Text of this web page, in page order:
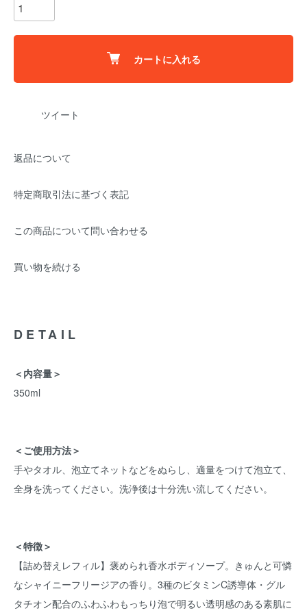
カートに入れる
ツイート
返品について
特定商取引法に基づく表記
この商品について問い合わせる
買い物を続ける
DETAIL
＜内容量＞
350ml
＜ご使用方法＞
手やタオル、泡立てネットなどをぬらし、適量をつけて泡立て、
全身を洗ってください。洗浄後は十分洗い流してください。
＜特徴＞
【詰め替えレフィル】褒められ香水ボディソープ。きゅんと可憐
なシャイニーフリージアの香り。3種のビタミンC誘導体・グル
タチオン配合のふわふわもっちり泡で明るい透明感のある素肌に